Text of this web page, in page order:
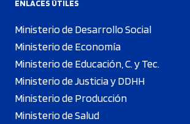
ENLACES ÚTILES
Ministerio de Desarrollo Social
Ministerio de Economía
Ministerio de Educación, C. y Tec.
Ministerio de Justicia y DDHH
Ministerio de Producción
Ministerio de Salud